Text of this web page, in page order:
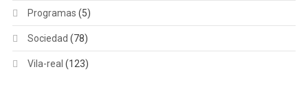
Programas (5)
Sociedad (78)
Vila-real (123)